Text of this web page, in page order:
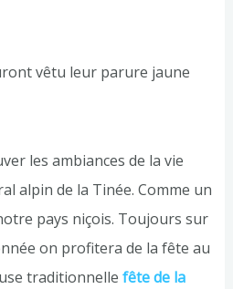
vêtu leur parure jaune
les ambiances de la vie
alpin de la Tinée. Comme un
pays niçois. Toujours sur
on profitera de la fête au
traditionnelle fête de la